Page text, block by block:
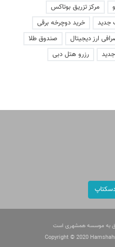
مرکز تزریق بوتاکس
جدید
خرید دوچرخه برقی
ارز دیجیتال
صندوق طلا
رزرو هتل دبی
به موسسه همشهری است
Copyright © 2020